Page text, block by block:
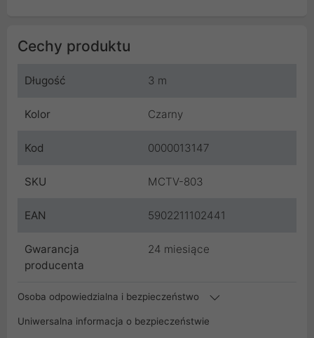
Cechy produktu
Długość 3 m
Kolor Czarny
Kod 0000013147
SKU MCTV-803
EAN 5902211102441
Gwarancja
producenta
24 miesiące
Osoba odpowiedzialna i bezpieczeństwo
Uniwersalna informacja o bezpieczeństwie